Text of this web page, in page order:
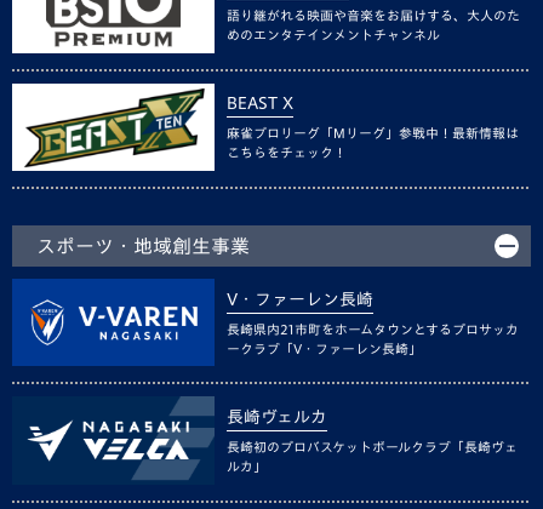
語り継がれる映画や音楽をお届けする、大人のた
めのエンタテインメントチャンネル
BEAST X
麻雀プロリーグ「Mリーグ」参戦中！最新情報は
こちらをチェック！
スポーツ・地域創生事業
V・ファーレン長崎
長崎県内21市町をホームタウンとするプロサッカ
ークラブ「V・ファーレン長崎」
長崎ヴェルカ
長崎初のプロバスケットボールクラブ「長崎ヴェ
ルカ」